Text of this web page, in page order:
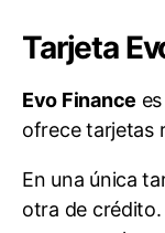
Tarjeta
Evo Finance
ofrece tarjetas
En una única
otra de